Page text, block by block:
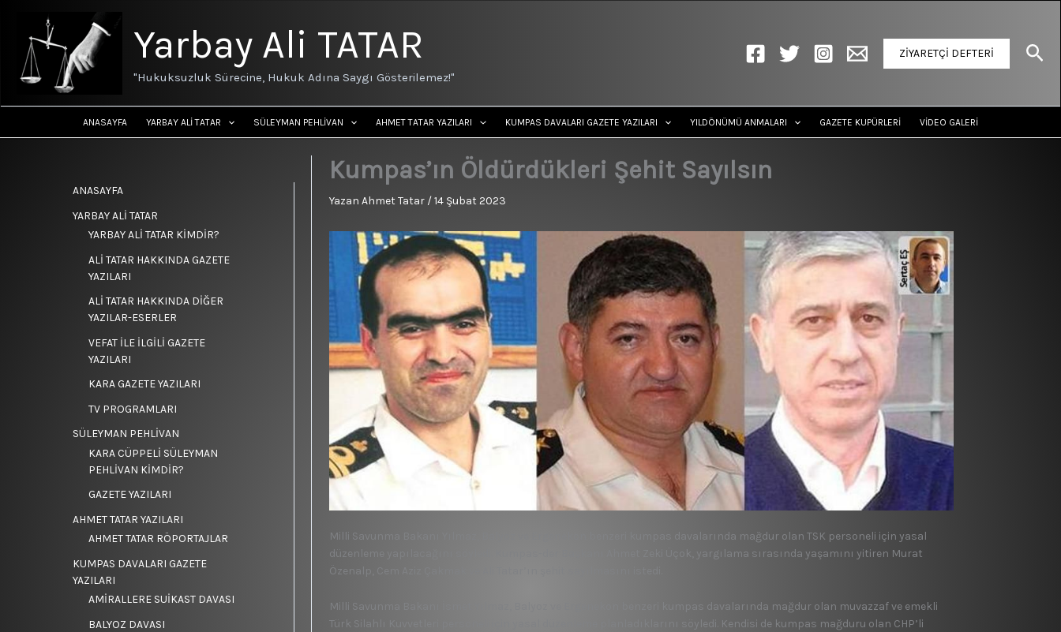
Yarbay Ali TATAR
"Hukuksuzluk Sürecine, Hukuk Adına Saygı Gösterilemez!"
ZİYARETÇİ DEFTERİ
ANASAYFA YARBAY ALİ TATAR SÜLEYMAN PEHLİVAN AHMET TATAR YAZILARI KUMPAS DAVALARI GAZETE YAZILARI YILDÖNÜMÜ ANMALARI GAZETE KUPÜRLERİ VİDEO GALERİ
ANASAYFA
YARBAY ALİ TATAR
YARBAY ALİ TATAR KİMDİR?
ALİ TATAR HAKKINDA GAZETE
YAZILARI
ALİ TATAR HAKKINDA DİĞER
YAZILAR-ESERLER
VEFAT İLE İLGİLİ GAZETE
YAZILARI
KARA GAZETE YAZILARI
TV PROGRAMLARI
SÜLEYMAN PEHLİVAN
KARA CÜPPELİ SÜLEYMAN
PEHLİVAN KİMDİR?
GAZETE YAZILARI
AHMET TATAR YAZILARI
AHMET TATAR RÖPORTAJLAR
KUMPAS DAVALARI GAZETE
YAZILARI
AMİRALLERE SUİKAST DAVASI
BALYOZ DAVASI
Kumpas’ın Öldürdükleri Şehit Sayılsın
Yazan Ahmet Tatar /14 Şubat 2023
Milli Savunma Bakanı Yılmaz, Balyoz ve Ergenekon benzeri kumpas davalarında mağdur olan TSK personeli için yasal
düzenleme yapılacağını söyledi. Kumpas-der Başkanı Ahmet Zeki Üçok, yargılama sırasında yaşamını yitiren Murat
Özenalp, Cem Aziz Çakmak ve Ali Tatar’ın şehit sayılmasını istedi.
Milli Savunma Bakanı İsmet Yılmaz, Balyoz ve Ergenekon benzeri kumpas davalarında mağdur olan muvazzaf ve emekli
Türk Silahlı Kuvvetleri personeli için yasal düzenleme planladıklarını söyledi. Kendisi de kumpas mağduru olan CHP’li